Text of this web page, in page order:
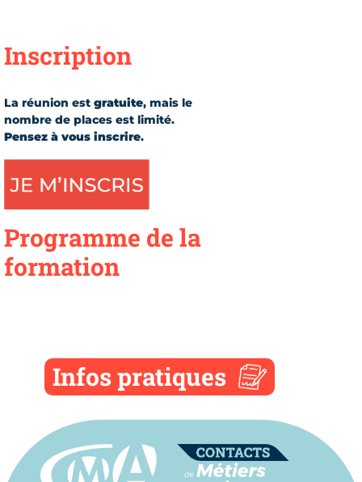
Inscription
La réunion est gratuite, mais le
nombre de places est limité.
Pensez à vous inscrire.
Programme de la
formation
Infos pratiques